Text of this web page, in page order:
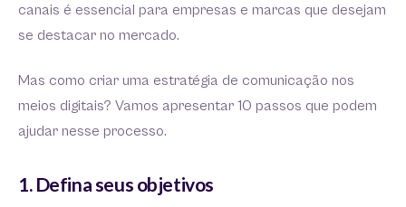
canais é essencial para empresas e marcas que desejam
se destacar no mercado.
Mas como criar uma estratégia de comunicação nos
meios digitais? Vamos apresentar 10 passos que podem
ajudar nesse processo.
1. Defina seus objetivos